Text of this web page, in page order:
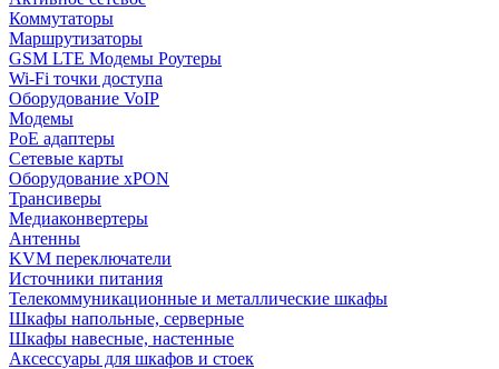
Коммутаторы
Маршрутизаторы
GSM LTE Модемы Роутеры
Wi-Fi точки доступа
Оборудование VoIP
Модемы
PoE адаптеры
Сетевые карты
Оборудование xPON
Трансиверы
Медиаконвертеры
Антенны
KVM переключатели
Источники питания
Телекоммуникационные и металлические шкафы
Шкафы напольные, серверные
Шкафы навесные, настенные
Аксессуары для шкафов и стоек